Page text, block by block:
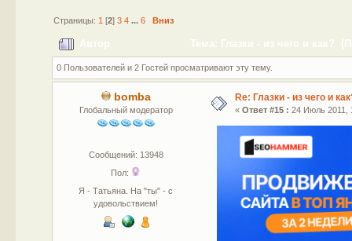
Страницы: 1 [2] 3 4 ... 6 Вниз
Автор Тема: Глазки - из чего и как?
0 Пользователей и 2 Гостей просматривают эту тему.
bomba
Глобальный модератор
Сообщений: 13948
Пол:
Я - Татьяна. На "ты" - с
удовольствием!
Re: Глазки - из чего и
« Ответ #15 : 24 Июль 2011,